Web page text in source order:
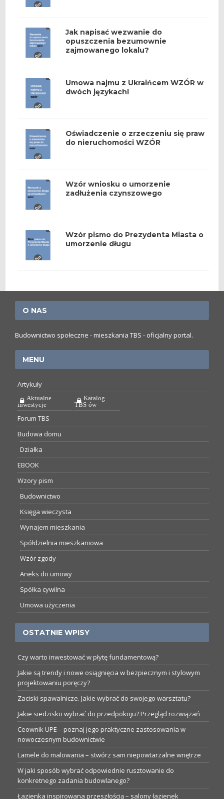
Jak napisać wezwanie do
opuszczenia bezumownie
zajmowanego lokalu?
Umowa najmu z Ukraińcem WZÓR w
dwóch językach!
Oświadczenie o zrzeczeniu się praw
do nieruchomości WZÓR
Wzór wniosku o umorzenie
zadłużenia czynszowego
Wzór pismo do Prezydenta Miasta o
umorzenie długu
O NAS
Budownictwo społeczne - mieszkania TBS - oficjalny portal.
MENU
Artykuły
Aktualne
inwestycje
Katalog
TBS-ów
Forum TBS
Budowa domu
Działka
EBOOK
Wzory pism
Budownictwo
Księga wieczysta
Wynajem mieszkania
Spółdzielnia mieszkaniowa
Wzór zgody
Aneks do umowy
Spółka cywilna
Umowa użyczenia
OSTATNIE WPISY
Czy warto inwestować w płytę fundamentową?
Jakie są trendy i nowe osiągnięcia w bezpiecznym i stylowym
projektowaniu poręczy?
Zaciski spawalnicze. Jakie wybrać do swojego warsztatu?
Jakie siedzisko wybrać do przedpokoju? Przegląd rozwiązań
Ceownik UPE – poznaj jego praktyczne zastosowania w
nowoczesnym budownictwie
Lamele do malowania – stwórz sam niepowtarzalne wnętrze
W jaki sposób wybrać odpowiednie rusztowanie do
konkretnego zadania budowlanego?
Łazienka inspirowana przeszłością – salony łazienek